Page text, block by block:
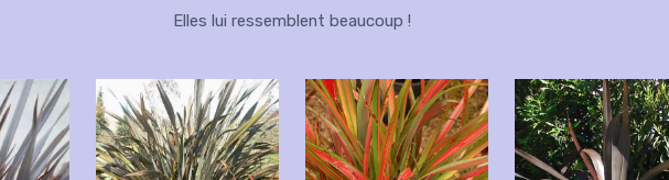
Elles lui ressemblent beaucoup !